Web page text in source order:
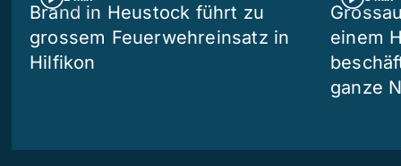
Brand in Heustock führt zu
grossem Feuerwehreinsatz in
Hilfikon
einem
ganze